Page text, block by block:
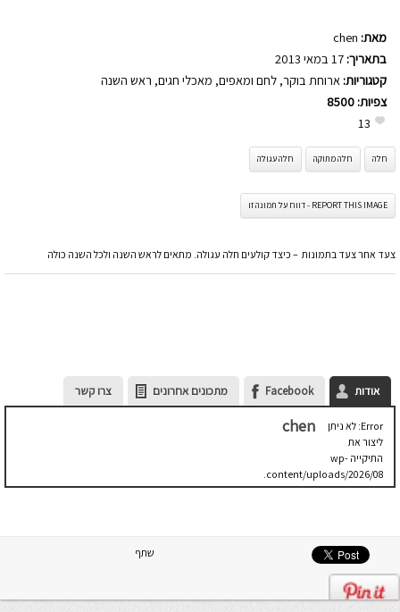
מאת: chen
בתאריך:
קטגוריות: ארוחת בוקר, לחם ומאפים, מאכלי חגים, ראש השנה
צפיות: 8500
13
חלה חלה מתוקה חלה עגולה
REPORT THIS IMAGE - דווח על תמונה זו
צעד אחר צעד בתמונות – כיצד קולעים חלה עגולה. מתאים לראש השנה ולכל השנה כולה
אודות Facebook מתכונים אחרונים צרו קשר
Error: לא ניתן
ליצור את
התיקייה wp-
content/uploads/2026/08.
יש לבדוק
chen
שתף